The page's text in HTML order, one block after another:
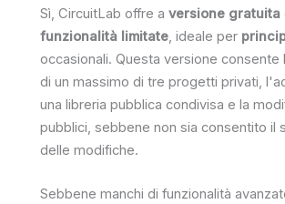
Sì, CircuitLab offre a versione gratuita
funzionalità limitate, ideale per
occasionali. Questa versione consente
di un massimo di tre progetti privati,
una libreria pubblica condivisa e la
pubblici, sebbene non sia consentito il
delle modifiche.
Sebbene manchi di funzionalità